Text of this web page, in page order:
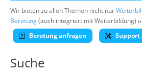
Wir bieten zu allen Themen nicht nur
Beratung(auch integriert mit Weiterbildung)
Beratung anfragen
Support
Suche